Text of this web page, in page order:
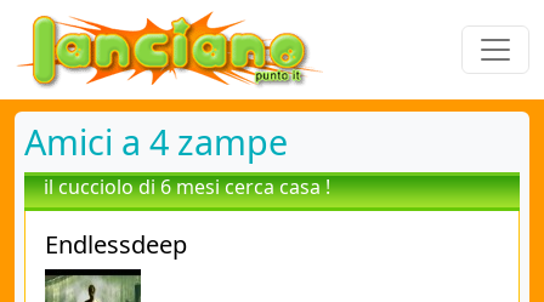
Amici a 4 zampe
il cucciolo di 6 mesi cerca casa !
Endlessdeep